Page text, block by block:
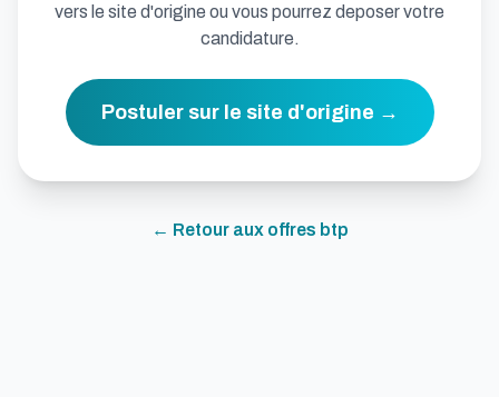
vers le site d'origine ou vous pourrez deposer votre
candidature.
Postuler sur le site d'origine →
← Retour aux offres btp